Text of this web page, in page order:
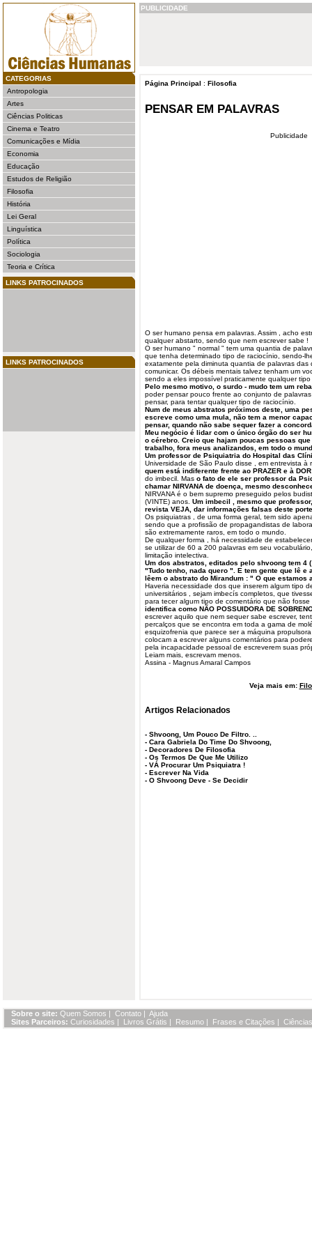
CATEGORIAS
Antropologia
Artes
Ciências Politicas
Cinema e Teatro
Comunicações e Mídia
Economia
Educação
Estudos de Religião
Filosofia
História
Lei Geral
Linguística
Política
Sociologia
Teoria e Crítica
LINKS PATROCINADOS
LINKS PATROCINADOS
PUBLICIDADE
Página Principal : Filosofia
PENSAR EM PALAVRAS
Publicidade
O ser humano pensa em palavras . Assim , acho
qualquer abstarto, sendo que nem escrever sabe !
O ser humano " normal " tem uma quantia de
que tenha determinado tipo de raciocínio, sendo-
exatamente pela diminuta quantia de palavras das
comunicar. Os débeis mentais talvez tenham um
sendo a eles impossível praticamente qualquer
Pelo mesmo motivo, o surdo - mudo tem um
poder pensar pouco frente ao conjunto de
pensar, para tentar qualquer tipo de raciocínio.
Num de meus abstratos próximos deste, uma
escreve como uma mula, não tem a menor
pensar, quando não sabe sequer fazer a
Meu negócio é lidar com o único órgão do ser
o cérebro. Creio que hajam poucas pessoas
trabalho, fora meus analizandos, em todo o
Um professor de Psiquiatria do Hospital das
Universidade de São Paulo disse , em entrevista
quem está indiferente frente ao PRAZER e à
do imbecil. Mas o fato de ele ser professor da
chamar NIRVANA de doença, mesmo
NIRVANA é o bem supremo preseguido pelos
(VINTE) anos. Um imbecil , mesmo que
revista VEJA, dar informações falsas deste
Os psiquiatras , de uma forma geral, tem sido
sendo que a profissão de propagandistas de
são extremamente raros, em todo o mundo.
De qualquer forma , há necessidade de
se utilizar de 60 a 200 palavras em seu
limitação intelectiva.
Um dos abstratos, editados pelo shvoong tem 4
"Tudo tenho, nada quero ". E tem gente que lê e
lêem o abstrato do Mirandum : " O que estamos
Haveria necessidade dos que inserem algum tipo
universitários , sejam imbecís completos, que
para tecer algum tipo de comentário que não
identifica como NÃO POSSUIDORA DE
escrever aquilo que nem sequer sabe escrever,
percalços que se encontra em toda a gama de
esquizofrenia que parece ser a máquina
colocam a escrever alguns comentários para
pela incapacidade pessoal de escreverem suas
Leiam mais, escrevam menos.
Assina - Magnus Amaral Campos
Veja mais em:
Artigos Relacionados
- Shvoong, Um Pouco De Filtro. ..
- Cara Gabriela Do Time Do Shvoong,
- Decoradores De Filosofia
- Os Termos De Que Me Utilizo
- VÁ Procurar Um Psiquiatra !
- Escrever Na Vida
- O Shvoong Deve - Se Decidir
Sobre o site: Quem Somos | Contato | Ajuda
Sites Parceiros: Curiosidades | Livros Grátis | Resumo | Frases e Citações |